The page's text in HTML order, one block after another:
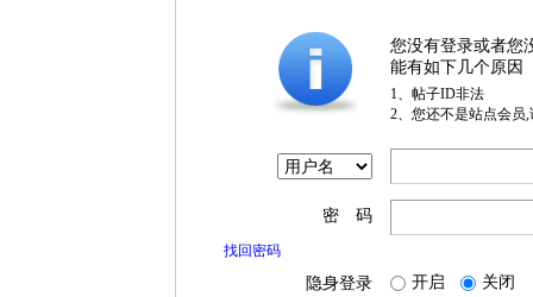
您没有登录或者您
能有如下几个原因
1、帖子ID非法
2、您还不是站点会员
密 码
找回密码
隐身登录 开启 关闭